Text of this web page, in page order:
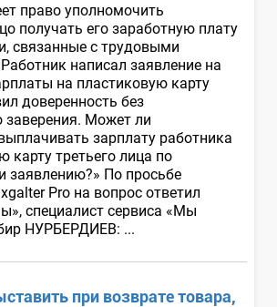
право уполномочить
получать его заработную плату
связанные с трудовыми
написал заявление на
на пластиковую карту
доверенность без
заверения. Может ли
зарплату работника
карту третьего лица по
заявлению?» По просьбе
Pro на вопрос ответил
специалист сервиса «Мы
НУРБЕРДИЕВ: ...
при возврате товара,